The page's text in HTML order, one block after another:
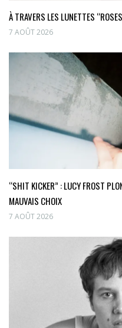
À TRAVERS LES LUNETTES
7 AOÛT 2026
“SHIT KICKER” : LUCY FROST
MAUVAIS CHOIX
7 AOÛT 2026